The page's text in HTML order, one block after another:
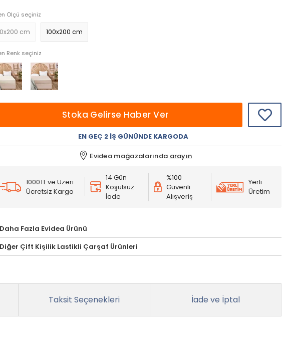
Ölçü seçiniz
cm 100x200 cm
Renk seçiniz
Stoka Gelirse Haber Ver
EN GEÇ 2 İŞ GÜNÜNDE KARGODA
Evidea mağazalarında arayın
1000TL ve Üzeri
Ücretsiz Kargo
14 Gün
Koşulsuz
İade
%100
Güvenli
Alışveriş
Yerli
Üretim
Daha Fazla Evidea Ürünü
Diğer Çift Kişilik Lastikli Çarşaf Ürünleri
Taksit Seçenekleri İade ve İptal